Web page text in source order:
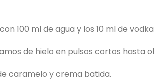
100 ml de agua y los 10 ml de
de hielo en pulsos cortos hasta
caramelo y crema batida.